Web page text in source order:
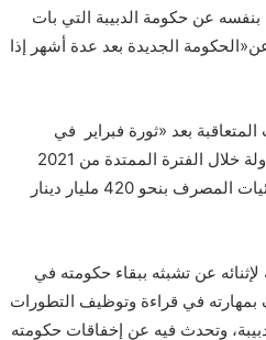
عن حكومة الدبيبة التي بات
الجديدة بعد عدة أشهر إذا
بعد «ثورة فبراير في
التوسع غير المدروس بالإنفاق العام، اقتصر خطاب الكبير على رصد ما أنفقته الدولة خلال الفترة الممتدة من 2021
حتى نهاية 2023، وهي مدة تولي حكومة الدبيبة للمسؤولية، والمقدر وفقاً لإحصائيات المصرف بنحو 420 مليار دينار
عن تشبثه ببقاء حكومته في
في قراءة وتوظيف التطورات
وتحدث فيه عن إخفاقات حكومته